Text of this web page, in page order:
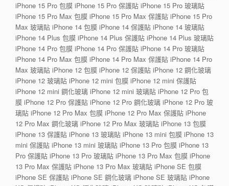
iPhone 15 Pro 包膜 iPhone 15 Pro 保護貼 iPhone 15 Pro 玻璃貼
iPhone 15 Pro Max 包膜 iPhone 15 Pro Max 保護貼 iPhone 15 Pro
Max 玻璃貼 iPhone 14 包膜 iPhone 14 保護貼 iPhone 14 玻璃貼
iPhone 14 Plus 包膜 iPhone 14 Plus 保護貼 iPhone 14 Plus 玻璃貼
iPhone 14 Pro 包膜 iPhone 14 Pro 保護貼 iPhone 14 Pro 玻璃貼
iPhone 14 Pro Max 包膜 iPhone 14 Pro Max 保護貼 iPhone 14 Pro
Max 玻璃貼 iPhone 12 包膜 iPhone 12 保護貼 iPhone 12 鋼化玻璃
iPhone 12 玻璃貼 iPhone 12 mini 包膜 iPhone 12 mini 保護貼
iPhone 12 mini 鋼化玻璃 iPhone 12 mini 玻璃貼 iPhone 12 Pro 包
膜 iPhone 12 Pro 保護貼 iPhone 12 Pro 鋼化玻璃 iPhone 12 Pro 玻
璃貼 iPhone 12 Pro Max 包膜 iPhone 12 Pro Max 保護貼 iPhone
12 Pro Max 鋼化玻璃 iPhone 12 Pro Max 玻璃貼 iPhone 13 包膜
iPhone 13 保護貼 iPhone 13 玻璃貼 iPhone 13 mini 包膜 iPhone 13
mini 保護貼 iPhone 13 mini 玻璃貼 iPhone 13 Pro 包膜 iPhone 13
Pro 保護貼 iPhone 13 Pro 玻璃貼 iPhone 13 Pro Max 包膜 iPhone
13 Pro Max 保護貼 iPhone 13 Pro Max 玻璃貼 iPhone SE 包膜
iPhone SE 保護貼 iPhone SE 鋼化玻璃 iPhone SE 玻璃貼 iPhone